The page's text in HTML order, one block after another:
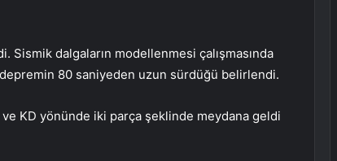
dalgaların modellenmesi çalışmasında
80 saniyeden uzun sürdüğü belirlendi.
KD yönünde iki parça şeklinde meydana geldi